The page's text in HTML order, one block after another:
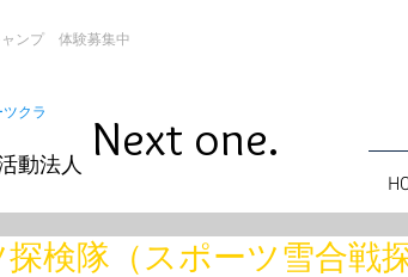
ャンプ 体験募集中
クラ
動法人 Next one.
検隊（スポーツ雪合戦探